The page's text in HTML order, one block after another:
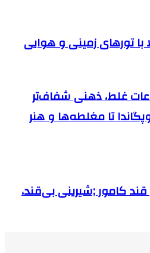
با تورهای زمینی و هوایی
غلط، ذهنی شفاف‌تر
تا مغلطه‌ها و هنر
کامور ;شیرینی بی‌قند،